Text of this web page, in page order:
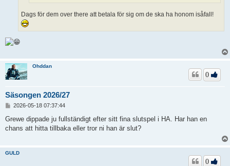
Dags för dem over there att betala för sig om de ska ha honom isåfall!
Ohddan
Säsongen 2026/27
0
l
g
2026-05-18 07:37:44
Grewe dippade ju fullständigt efter sitt fina slutspel i HA. Har han en
chans att hitta tillbaka eller tror ni han är slut?
GULD
0